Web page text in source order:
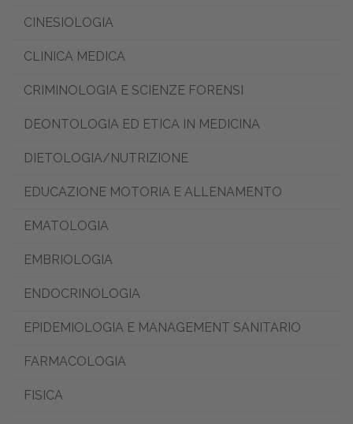
CINESIOLOGIA
CLINICA MEDICA
CRIMINOLOGIA E SCIENZE FORENSI
DEONTOLOGIA ED ETICA IN MEDICINA
DIETOLOGIA/NUTRIZIONE
EDUCAZIONE MOTORIA E ALLENAMENTO
EMATOLOGIA
EMBRIOLOGIA
ENDOCRINOLOGIA
EPIDEMIOLOGIA E MANAGEMENT SANITARIO
FARMACOLOGIA
FISICA